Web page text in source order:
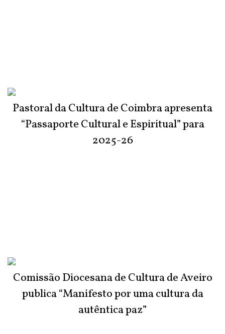
Pastoral da Cultura de Coimbra apresenta
“Passaporte Cultural e Espiritual” para
2025-26
Comissão Diocesana de Cultura de Aveiro
publica “Manifesto por uma cultura da
autêntica paz”